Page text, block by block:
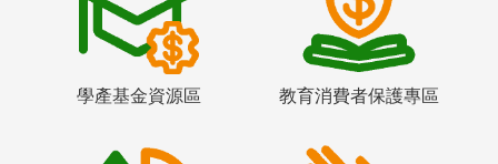
學產基金資源區 教育消費者保護專區